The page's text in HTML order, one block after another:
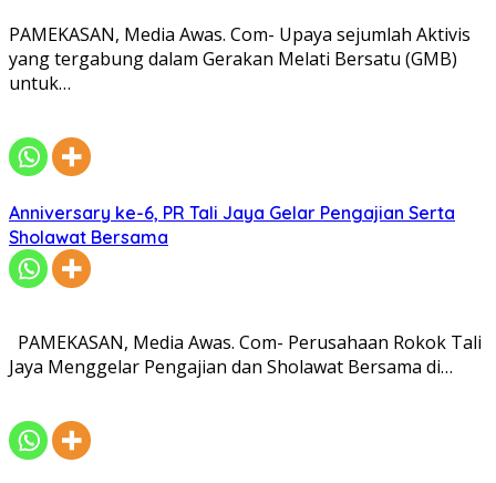
PAMEKASAN, Media Awas. Com- Upaya sejumlah Aktivis
yang tergabung dalam Gerakan Melati Bersatu (GMB)
untuk…
Anniversary ke-6, PR Tali Jaya Gelar Pengajian Serta
Sholawat Bersama
PAMEKASAN, Media Awas. Com- Perusahaan Rokok Tali
Jaya Menggelar Pengajian dan Sholawat Bersama di…